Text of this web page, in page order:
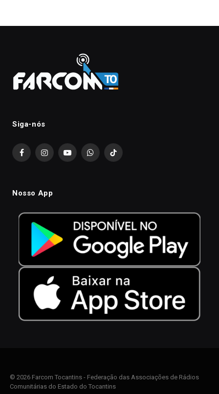
Siga-nós
FacebookInstagramYouTubeWhatsAppTikTok
Nosso App
© 2026 Farcom Tocantins - Federação das Associações de Rádios
Comunitárias do Estado do Tocantins